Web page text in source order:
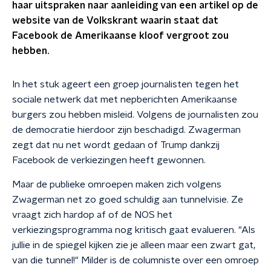
haar uitspraken naar aanleiding van een artikel op de
website van de Volkskrant waarin staat dat
Facebook de Amerikaanse kloof vergroot zou
hebben.
In het stuk ageert een groep journalisten tegen het
sociale netwerk dat met nepberichten Amerikaanse
burgers zou hebben misleid. Volgens de journalisten zou
de democratie hierdoor zijn beschadigd. Zwagerman
zegt dat nu net wordt gedaan of Trump dankzij
Facebook de verkiezingen heeft gewonnen.
Maar de publieke omroepen maken zich volgens
Zwagerman net zo goed schuldig aan tunnelvisie. Ze
vraagt zich hardop af of de NOS het
verkiezingsprogramma nog kritisch gaat evalueren. "Als
jullie in de spiegel kijken zie je alleen maar een zwart gat,
van die tunnel!" Milder is de columniste over een omroep